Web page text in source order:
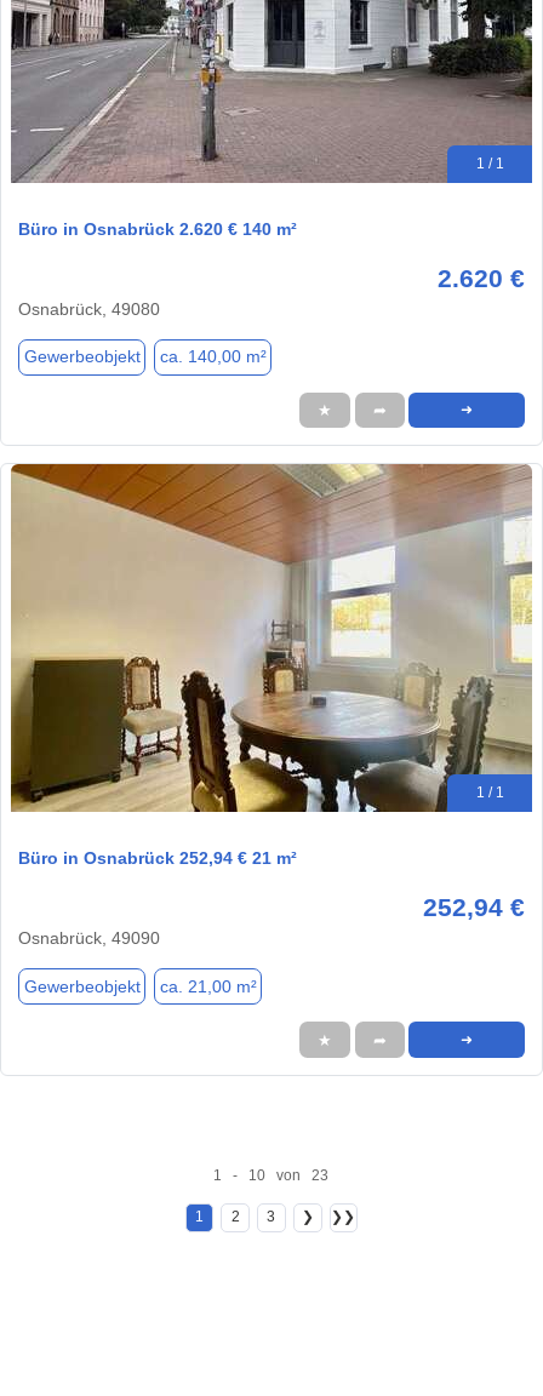
1 / 1
Büro in Osnabrück 2.620 € 140 m²
2.620 €
Osnabrück, 49080
Gewerbeobjekt ca. 140,00 m²
★ ➦ ➜
1 / 1
Büro in Osnabrück 252,94 € 21 m²
252,94 €
Osnabrück, 49090
Gewerbeobjekt ca. 21,00 m²
★ ➦ ➜
1 - 10 von 23
1 2 3 ❯ ❯❯